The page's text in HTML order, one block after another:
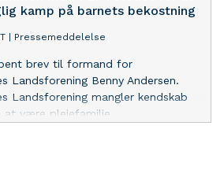
hørt om plejefamilier, der stopper,
børn, men mange
kamp på barnets bekostning
Pressemeddelelse
brev til formand for
Landsforening Benny Andersen.
Landsforening mangler kendskab
at være plejefamilie